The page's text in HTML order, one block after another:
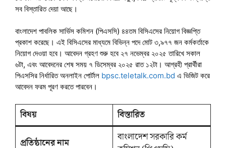
সব বিস্তারিত দেয়া আছে।
বাংলাদেশ পাবলিক সার্ভিস কমিশন (পিএসসি) ৪৪তম বিসিএসের নিয়োগ বিজ্ঞপ্তি
প্রকাশ করেছে। এই বিসিএসের মাধ্যমে বিভিন্ন পদে মোট ৩,৯৭৭ জন কর্মকর্তাকে
নিয়োগ দেওয়া হবে। আবেদন গ্রহণ শুরু হবে ২৭ নভেম্বর ২০২৫ তারিখে সকাল
৬টা, এবং আবেদনের শেষ সময় ৭ ডিসেম্বর ২০২৫ রাত ১২টা। আগ্রহী প্রার্থীরা
পিএসসির নির্ধারিত অনলাইন পোর্টাল bpsc.teletalk.com.bd এ ভিজিট করে
আবেদন ফরম পূরণ করতে পারবেন।
বিষয়
বিস্তারিত
প্রতিষ্ঠানের নাম
বাংলাদেশ সরকারি কর্ম